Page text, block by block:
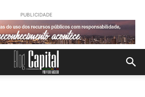
PUBLICIDADE